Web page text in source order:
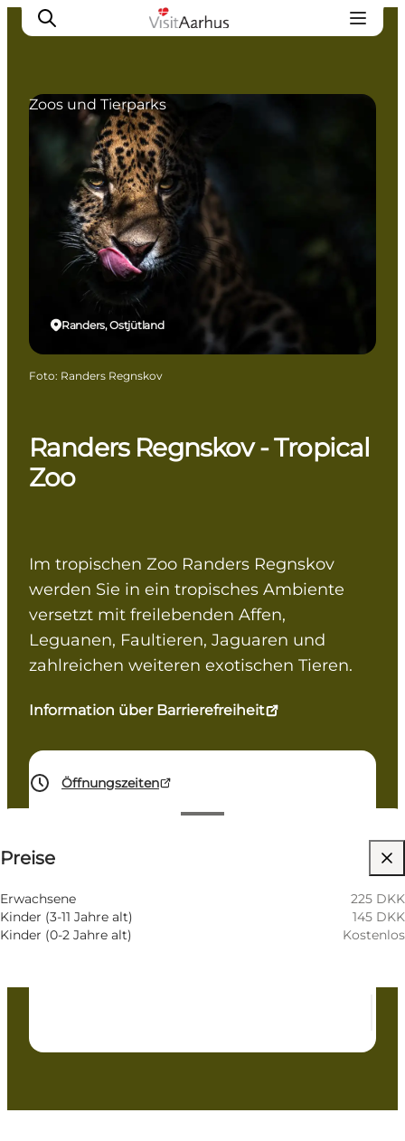
Sehen und erleben
Veranstaltungen
Städte und Regionen
Reiseplanung
Transport
Randers Regnskov - Tropical
Zoo
Im tropischen Zoo Randers Regnskov
werden Sie in ein tropisches Ambiente
versetzt mit freilebenden Affen,
Leguanen, Faultieren, Jaguaren und
zahlreichen weiteren exotischen Tieren.
Information über Barrierefreiheit
Öffnungszeiten
Preise
Erwachsene
225 DKK
Kinder (3-11 Jahre alt)
145 DKK
Kinder (0-2 Jahre alt)
Kostenlos
⌘
Barrierefreiheit
Website besuchen
Randers, Ostjütland
Zoos und Tierparks
Foto: Randers Regnskov